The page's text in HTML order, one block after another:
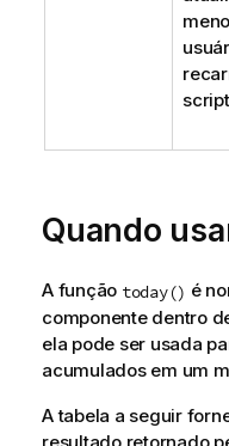
Quando
A função today() é
componente dentro
ela pode ser usada
acumulados em um
A tabela a seguir